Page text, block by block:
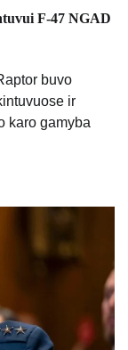
F-47 NGAD
buvo
ir
karo gamyba